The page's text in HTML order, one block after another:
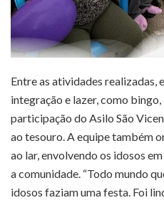
Entre as atividades realizadas,
integração e lazer, como
participação do Asilo São
ao tesouro. A equipe também
ao lar, envolvendo os idosos
a comunidade. “Todo mundo
idosos faziam uma festa. Foi